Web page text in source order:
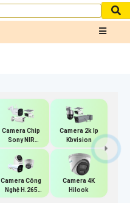
Camera Chip
Sony NIR
KBvision
Camera 2k Ip
Kbvision
Camera Công
Nghệ H.265
Hikvision
Camera 4K
Hilook